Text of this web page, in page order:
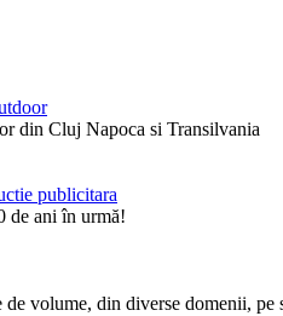
din Cluj Napoca si Transilvania
publicitara
de ani în urmă!
volume, din diverse domenii, pe